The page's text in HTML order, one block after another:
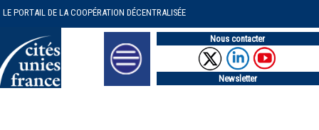
LE PORTAIL DE LA COOPÉRATION DÉCENTRALISÉE
Nous contacter
Newsletter